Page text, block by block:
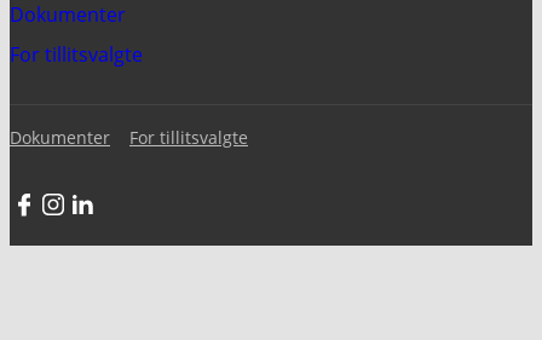
Dokumenter
For tillitsvalgte
Dokumenter For tillitsvalgte